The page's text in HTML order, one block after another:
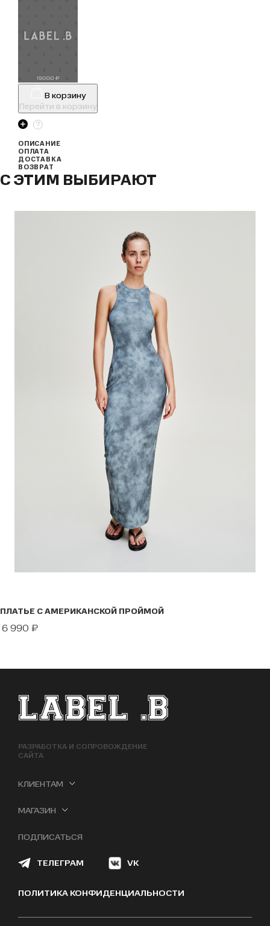
В корзину
Перейти в корзину
ОПИСАНИЕ
ОПЛАТА
ДОСТАВКА
ВОЗВРАТ
С ЭТИМ ВЫБИРАЮТ
ПЛАТЬЕ С АМЕРИКАНСКОЙ ПРОЙМОЙ
6 990 ₽
ФУТЕР САЙТА
РАЗРАБОТКА И СОПРОВОЖДЕНИЕ
САЙТА
КЛИЕНТАМ
МАГАЗИН
ПОДПИСАТЬСЯ
ТЕЛЕГРАМ VK
ПОЛИТИКА КОНФИДЕНЦИАЛЬНОСТИ